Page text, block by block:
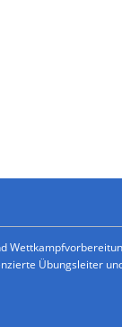
Übungsleiter